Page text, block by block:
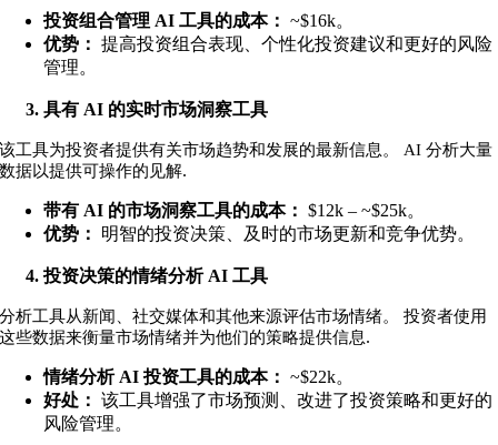
投资组合管理 AI 工具的成本： ~$16k。
优势：提高投资组合表现、个性化投资建议和更好的风险
管理。
具有 AI 的实时市场洞察工具
该工具为投资者提供有关市场趋势和发展的最新信息。 AI 分析大量
数据以提供可操作的见解.
带有 AI 的市场洞察工具的成本： $12k – ~$25k。
优势： 明智的投资决策、及时的市场更新和竞争优势。
投资决策的情绪分析 AI 工具
分析工具从新闻、社交媒体和其他来源评估市场情绪。 投资者使用
这些数据来衡量市场情绪并为他们的策略提供信息.
情绪分析 AI 投资工具的成本： ~$22k。
好处：该工具增强了市场预测、改进了投资策略和更好的
风险管理。